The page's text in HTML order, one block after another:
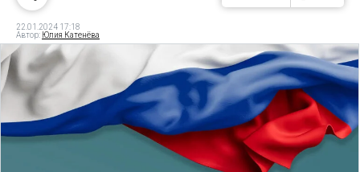
22.01.2024 17:18
Автор: Юлия Катенёва